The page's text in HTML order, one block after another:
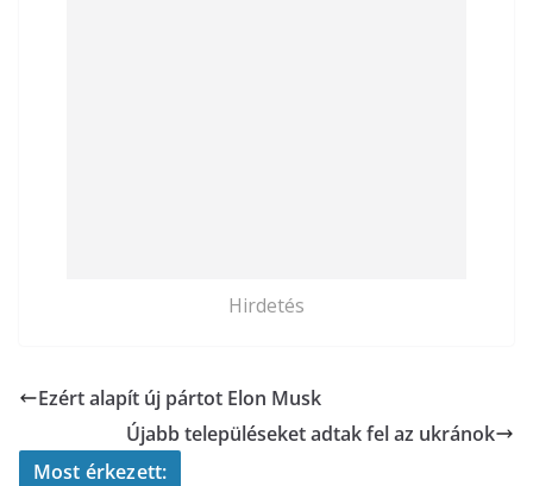
Hirdetés
Ezért alapít új pártot Elon Musk
Újabb településeket adtak fel az ukránok
Most érkezett: